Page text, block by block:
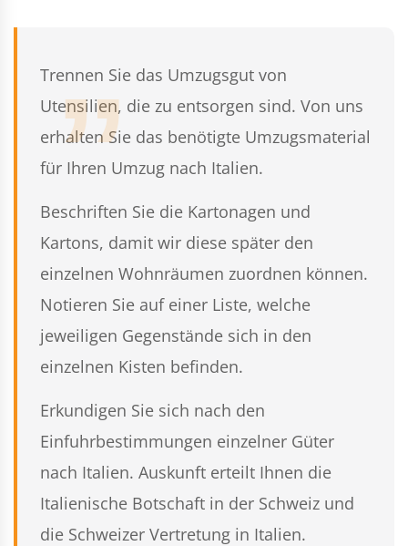
Trennen Sie das Umzugsgut von
Utensilien, die zu entsorgen sind. Von uns
erhalten Sie das benötigte Umzugsmaterial
für Ihren Umzug nach Italien.
Beschriften Sie die Kartonagen und
Kartons, damit wir diese später den
einzelnen Wohnräumen zuordnen können.
Notieren Sie auf einer Liste, welche
jeweiligen Gegenstände sich in den
einzelnen Kisten befinden.
Erkundigen Sie sich nach den
Einfuhrbestimmungen einzelner Güter
nach Italien. Auskunft erteilt Ihnen die
Italienische Botschaft in der Schweiz und
die Schweizer Vertretung in Italien.